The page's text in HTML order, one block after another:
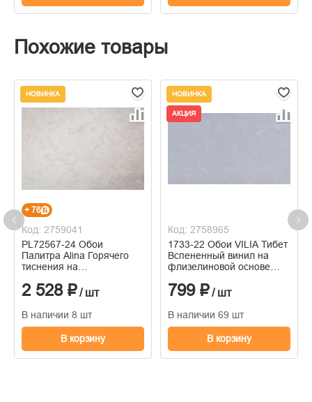
Похожие товары
НОВИНКА
+ 76
Код: 2759041
PL72567-24 Обои
Палитра Alina Горячего
тиснения на
1.06м x 10.05
2 528 ₽/ шт
В наличии 8 шт
В корзину
НОВИНКА
АКЦИЯ
Код: 2758965
1733-22 Обои VILIA Тибет
Вспененный винил на
флизелиновой основе
799 ₽/ шт
В наличии 69 шт
В корзину